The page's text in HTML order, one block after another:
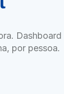
por pessoa.